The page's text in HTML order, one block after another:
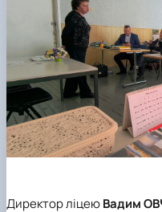
Директор ліцеюВадим